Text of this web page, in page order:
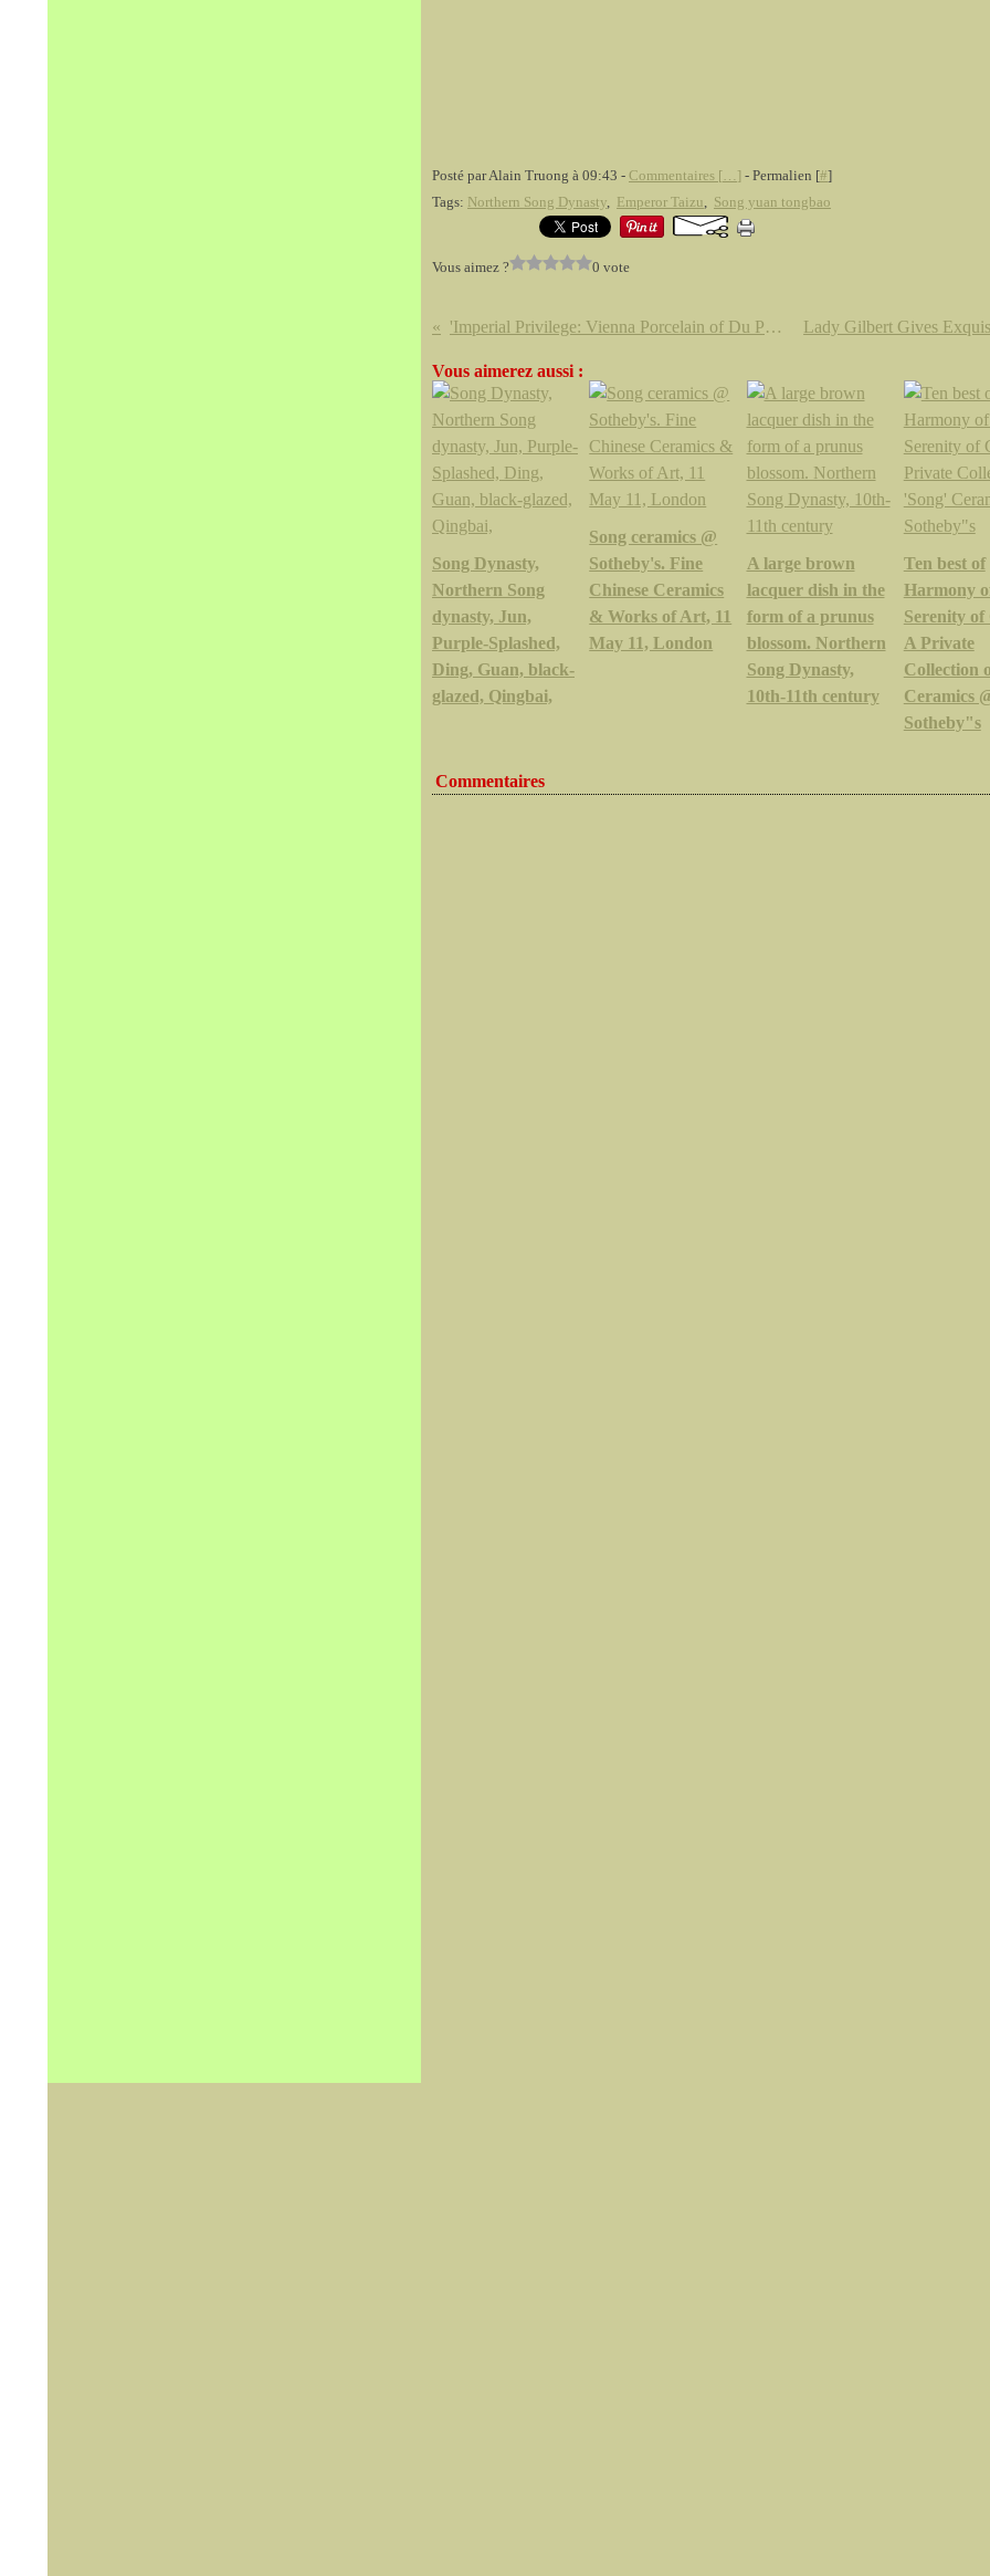
Posté par Alain Truong à 09:43 - Commentaires [… ] - Permalien [#]
Tags: Northern Song Dynasty, Emperor Taizu, Song yuan tongbao
Vous aimez ? 0 vote
'Imperial Privilege: Vienna Porcelain of Du Paquier, 1718–44' @ The Metropolitan Museum of Art
Vous aimerez aussi :
Song Dynasty,
Northern Song
dynasty, Jun,
Purple-Splashed,
Ding, Guan, black-
glazed, Qingbai,
Song ceramics @
Sotheby's. Fine
Chinese Ceramics
& Works of Art, 11
May 11, London
A large brown
lacquer dish in the
form of a prunus
blossom. Northern
Song Dynasty,
10th-11th century
Ten best of
Harmony
Serenity
A Private
Collection
Ceramics
Sotheby"s
Commentaires